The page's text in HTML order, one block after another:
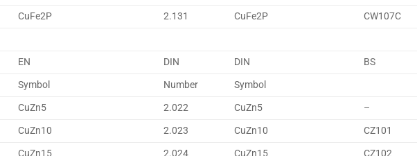
CuFe2P 2.131 CuFe2P CW107C
EN DIN DIN BS
Symbol Number
Symbol
CuZn5 2.022 CuZn5 –
CuZn10 2.023 CuZn10 CZ101
CuZn15 2.024 CuZn15 CZ102